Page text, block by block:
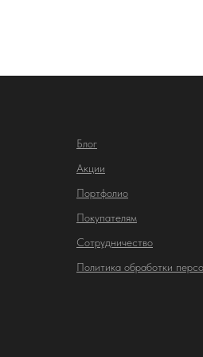
Блог
Акции
Портфолио
Покупателям
Сотрудничество
Политика обработки